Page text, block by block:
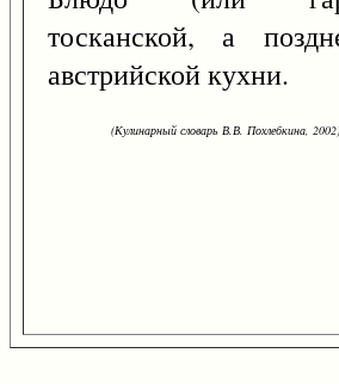
тосканской, а
австрийской кухни.
(Кулинарный словарь В.В. Похлебкина, 2002)